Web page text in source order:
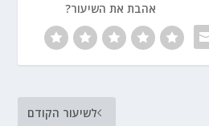
אהבת את השיעור?
לשיעור הקודם